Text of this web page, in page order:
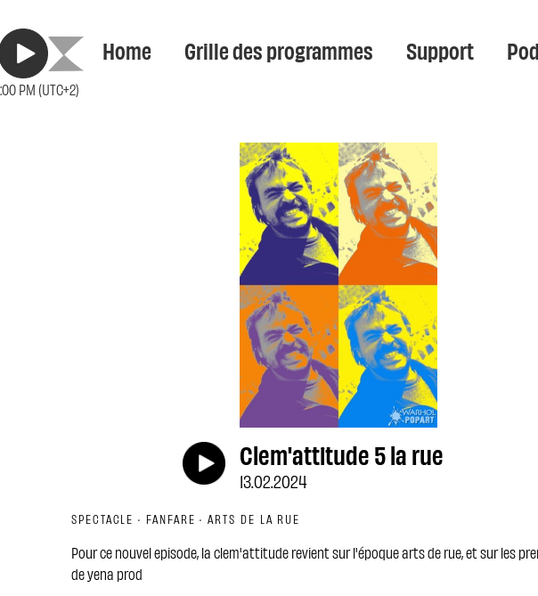
PM (UTC+2)
Home Grille des programmes Support
Clem'attitude 5 la rue
13.02.2024
SPECTACLE · FANFARE · ARTS DE LA RUE
Pour ce nouvel episode, la clem'attitude revient sur l'époque arts de rue, et sur les
de yena prod